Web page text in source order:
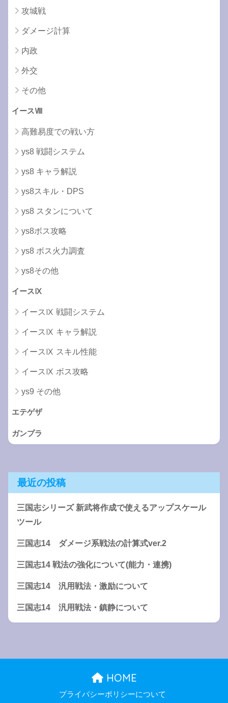
攻城戦
ダメージ計算
内政
外交
その他
イースⅧ
高難易度での戦い方
ys8 戦闘システム
ys8 キャラ解説
ys8スキル・DPS
ys8 スタンについて
ys8ボス攻略
ys8 ボス火力調査
ys8その他
イースⅨ
イースⅨ 戦闘システム
イースⅨ キャラ解説
イースⅨ スキル性能
イースⅨ ボス攻略
ys9 その他
エテゲザ
ガンプラ
最近の投稿
三国志シリーズ 新武将作成で使えるアップスケール
ツール
三国志14 ダメージ系戦法の計算式ver.2
三国志14 戦法の強化について(能力・連携)
三国志14 汎用戦法・激励について
三国志14 汎用戦法・鎮静について
HOME
プライバシーポリシーについて